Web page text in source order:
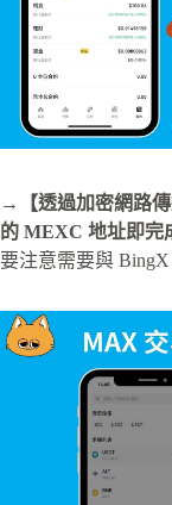
→【透過加密網路
的 MEXC 地址即完
要注意需要與